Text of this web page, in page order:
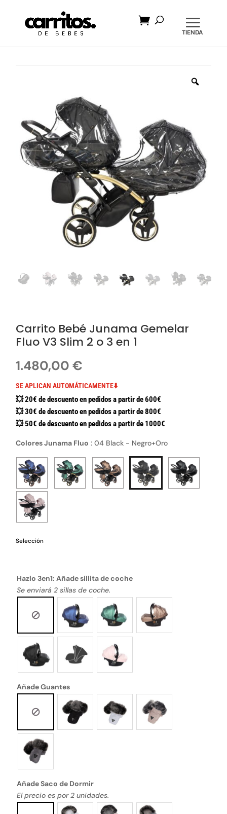
productos
Carrito Bebé Junama Gemelar
Fluo V3 Slim 2 o 3 en 1
1.480,00€
SE APLICAN AUTOMÁTICAMENTE⬇️
💥 20€ de descuento en pedidos a partir de 600€
💥 30€ de descuento en pedidos a partir de 800€
💥 50€ de descuento en pedidos a partir de 1000€
Colores Junama Fluo : 04 Black - Negro+Oro
Selección
Hazlo 3en1: Añade sillita de coche
Se enviará 2 sillas de coche.
Añade Guantes
Añade Saco de Dormir
El precio es por 2 unidades.